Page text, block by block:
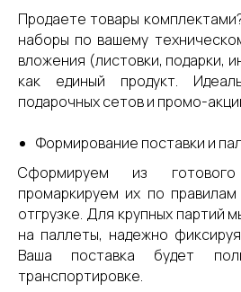
Продаете товары
наборы по вашему
вложения (листовки, подарки,
как единый продукт.
подарочных сетов и промо-
Формирование поставки и
Сформируем из
промаркируем их по
отгрузке. Для крупных партий
на паллеты, надежно
Ваша поставка будет
транспортировке.